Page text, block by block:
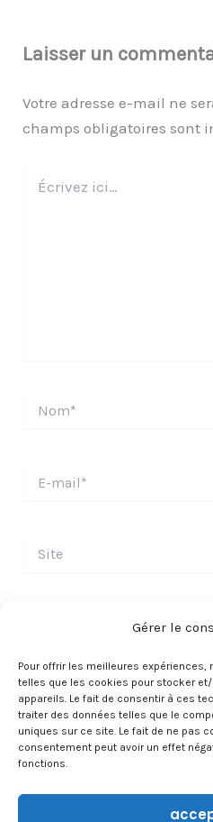
Gérer le
Pour offrir les meilleures
telles que les cookies pour stocker
appareils. Le fait de consentir à ces
traiter des données telles que le
uniques sur ce site. Le fait de ne pas
consentement peut avoir un effet
fonctions.
Laisser un
Votre adresse e-mail ne
champs obligatoires sont
ici…
mail*
À